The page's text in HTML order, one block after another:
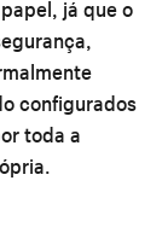
já que o
configurados
toda a